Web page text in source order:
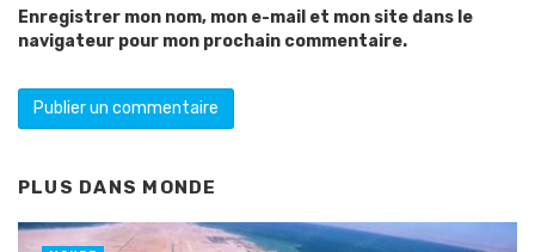
Enregistrer mon nom, mon e-mail et mon site dans le
navigateur pour mon prochain commentaire.
PLUS DANS MONDE